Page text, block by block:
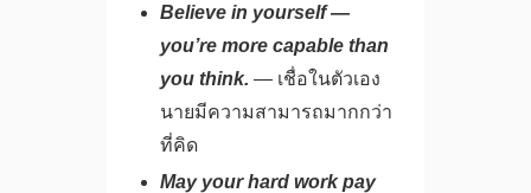
Believe in yourself —
you’re more capable than
you think. — เชื่อในตัวเอง
นายมีความสามารถมากกว่า
ที่คิด
May your hard work pay